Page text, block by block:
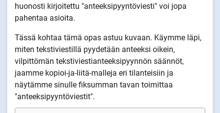
huonosti kirjoitettu "anteeksipyyntöviesti" voi jopa
pahentaa asioita.
Tässä kohtaa tämä opas astuu kuvaan. Käymme läpi,
miten tekstiviestillä pyydetään anteeksi oikein,
vilpittömän tekstiviestianteeksipyynnön säännöt,
jaamme kopioi-ja-liitä-malleja eri tilanteisiin ja
näytämme sinulle fiksumman tavan toimittaa
"anteeksipyyntöviestit".